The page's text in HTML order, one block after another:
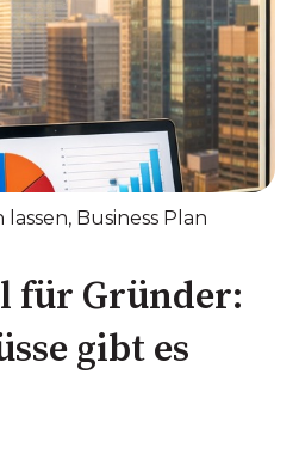
lassen, Business Plan
für Gründer:
gibt es